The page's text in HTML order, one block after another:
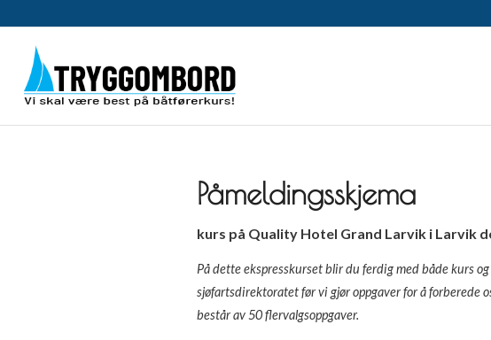
Påmeldingsskjema
kurs på Quality Hotel Grand Larvik i Larvik
På dette ekspresskurset blir du ferdig med både kurs
sjøfartsdirektoratet før vi gjør oppgaver for å forberede
består av 50 flervalgsoppgaver.